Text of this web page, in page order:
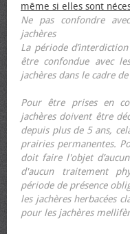
même si elles sont
Ne pas confondre
jachères
La période
être confondue avec
jachères dans le cadre de
Pour être prises en
jachères doivent être
depuis plus de 5 ans,
prairies permanentes.
doit faire l'objet
d'aucun traitement
période de présence
les jachères herbacées
pour les jachères